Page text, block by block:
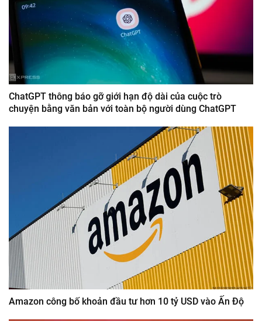
ChatGPT thông báo gỡ giới hạn độ dài của cuộc trò
chuyện bằng văn bản với toàn bộ người dùng ChatGPT
Amazon công bố khoản đầu tư hơn 10 tỷ USD vào Ấn Độ